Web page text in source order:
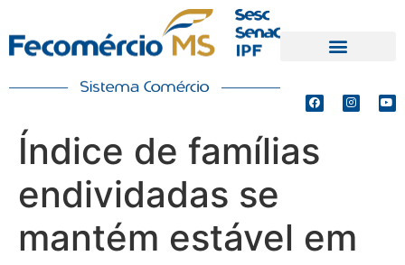
Índice de famílias
endividadas se
mantém estável em